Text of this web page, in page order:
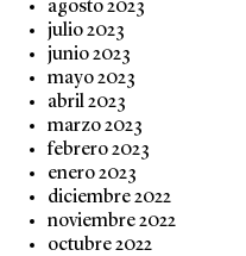
agosto 2023
julio 2023
junio 2023
mayo 2023
abril 2023
marzo 2023
febrero 2023
enero 2023
diciembre 2022
noviembre 2022
octubre 2022